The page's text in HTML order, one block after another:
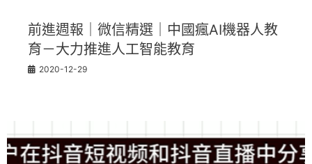
前進週報｜微信精選｜中國瘋AI機器人教
育－大力推進人工智能教育
2020-12-29